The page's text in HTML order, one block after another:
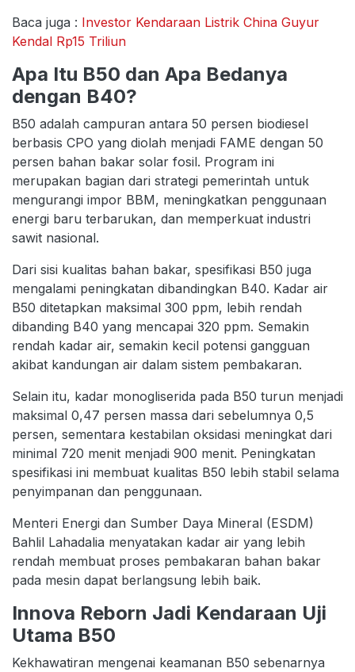
Baca juga : Investor Kendaraan Listrik China Guyur
Kendal Rp15 Triliun
Apa Itu B50 dan Apa Bedanya
dengan B40?
B50 adalah campuran antara 50 persen biodiesel
berbasis CPO yang diolah menjadi FAME dengan 50
persen bahan bakar solar fosil. Program ini
merupakan bagian dari strategi pemerintah untuk
mengurangi impor BBM, meningkatkan penggunaan
energi baru terbarukan, dan memperkuat industri
sawit nasional.
Dari sisi kualitas bahan bakar, spesifikasi B50 juga
mengalami peningkatan dibandingkan B40. Kadar air
B50 ditetapkan maksimal 300 ppm, lebih rendah
dibanding B40 yang mencapai 320 ppm. Semakin
rendah kadar air, semakin kecil potensi gangguan
akibat kandungan air dalam sistem pembakaran.
Selain itu, kadar monogliserida pada B50 turun menjadi
maksimal 0,47 persen massa dari sebelumnya 0,5
persen, sementara kestabilan oksidasi meningkat dari
minimal 720 menit menjadi 900 menit. Peningkatan
spesifikasi ini membuat kualitas B50 lebih stabil selama
penyimpanan dan penggunaan.
Menteri Energi dan Sumber Daya Mineral (ESDM)
Bahlil Lahadalia menyatakan kadar air yang lebih
rendah membuat proses pembakaran bahan bakar
pada mesin dapat berlangsung lebih baik.
Innova Reborn Jadi Kendaraan Uji
Utama B50
Kekhawatiran mengenai keamanan B50 sebenarnya